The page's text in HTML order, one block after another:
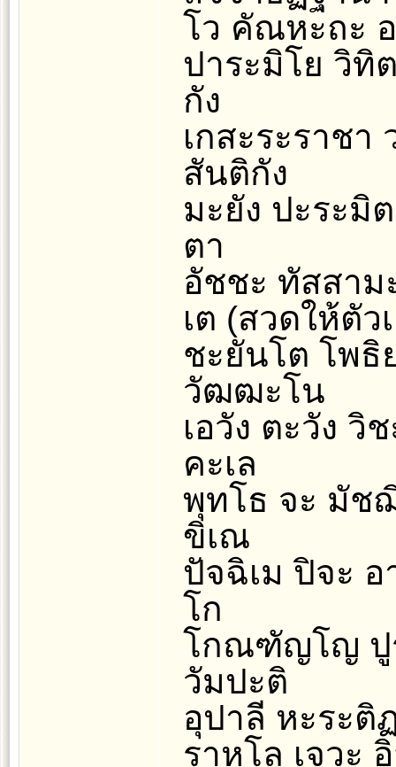
โว คัณหะถะ
ปาระมิโย วิทิ
กัง
เกสะระราช
สันติกัง
มะยัง ปะระมิ
ตา
อัชชะ ทัสสาม
เต (สวดให้ตัว
ชะยันโต โพธิ
วัฒฒะโน
เอวัง ตะวัง วิ
คะเล
พุทโธ จะ มัช
ขิเณ
ปัจฉิเม ปิจะ
โก
โกณฑัญโญ ปูร
วัมปะติ
อุปาลี หะระติ
ราหุโล เจวะ